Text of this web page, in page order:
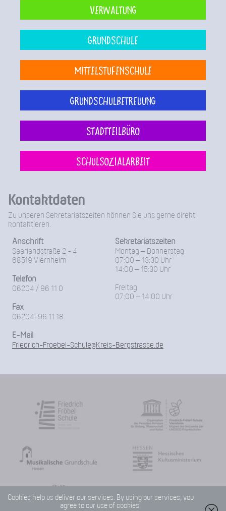
Verwaltung
Grundschule
Mittelstufenschule
Grundschulbetreuung
Stadtteilbüro
Schulsozialarbeit
Kontaktdaten
Zu unseren Sekretariatszeiten können Sie uns gerne direkt
kontaktieren.
Anschrift
Saarlandstraße 2 - 4
68519 Viernheim
Telefon
06204 / 96 11 0
Fax
06204-96 11 18
Sekretariatszeiten
Montag – Donnerstag
07:00 – 13:30 Uhr
14:00 – 15:30 Uhr
Freitag
07:00 – 14:00 Uhr
E-Mail
Friedrich-Froebel-Schule@Kreis-Bergstrasse.de
Cookies help us deliver our services. By using our services, you
agree to our use of cookies.